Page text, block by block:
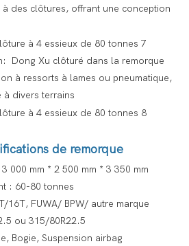
à des clôtures, offrant une conception
Dong Xu clôturé dans la remorque
à ressorts à lames ou pneumatique,
à divers terrains
de remorque
000 mm * 2 500 mm * 3 350 mm
: 60-80 tonnes
16T, FUWA/ BPW/ autre marque
ou 315/80R22.5
Bogie, Suspension airbag